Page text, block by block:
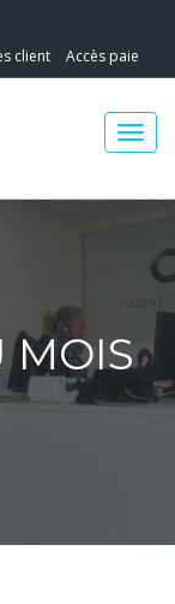
client Accès paie
MOIS